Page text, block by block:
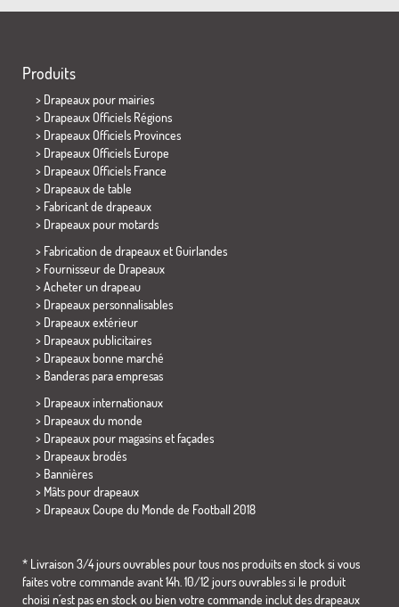
Produits
> Drapeaux pour mairies
> Drapeaux Officiels Régions
> Drapeaux Officiels Provinces
> Drapeaux Officiels Europe
> Drapeaux Officiels France
> Drapeaux de table
> Fabricant de drapeaux
> Drapeaux pour motards
> Fabrication de drapeaux et Guirlandes
> Fournisseur de Drapeaux
> Acheter un drapeau
> Drapeaux personnalisables
> Drapeaux extérieur
> Drapeaux publicitaires
> Drapeaux bonne marché
> Banderas para empresas
> Drapeaux internationaux
> Drapeaux du monde
> Drapeaux pour magasins et façades
> Drapeaux brodés
> Bannières
> Mâts pour drapeaux
> Drapeaux Coupe du Monde de Football 2018
* Livraison 3/4 jours ouvrables pour tous nos produits en stock si vous
faites votre commande avant 14h. 10/12 jours ouvrables si le produit
choisi n´est pas en stock ou bien votre commande inclut des drapeaux